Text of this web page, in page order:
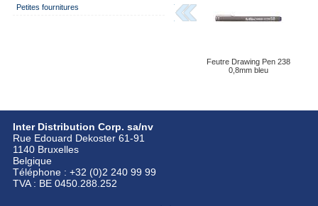
Petites fournitures
Feutre Drawing Pen 238
0,8mm bleu
Inter Distribution Corp. sa/nv
Rue Edouard Dekoster 61-91
1140 Bruxelles
Belgique
Téléphone : +32 (0)2 240 99 99
TVA : BE 0450.288.252